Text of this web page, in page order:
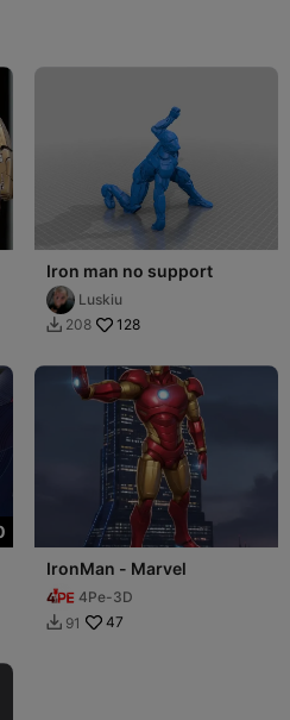
Iron man no support
Luskiu
 208 128
IronMan - Marvel
4Pe-3D
 91 47